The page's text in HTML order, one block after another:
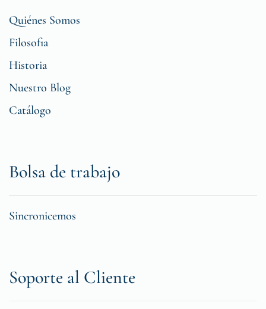
Quiénes Somos
Filosofia
Historia
Nuestro Blog
Catálogo
Bolsa de trabajo
Sincronicemos
Soporte al Cliente